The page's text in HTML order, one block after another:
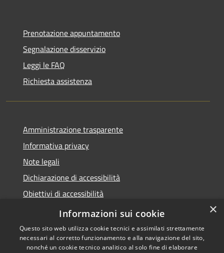
Prenotazione appuntamento
Segnalazione disservizio
Leggi le FAQ
Richiesta assistenza
Amministrazione trasparente
Informativa privacy
Note legali
Dichiarazione di accessibilità
Obiettivi di accessibilità
Storico Deliberazioni
×
Informazioni sui cookie
Questo sito web utilizza cookie tecnici e assimilati strettamente
necessari al corretto funzionamento e alla navigazione del sito,
nonché un cookie tecnico analitico al solo fine di elaborare